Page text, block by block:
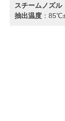
スチームノズル
抽出温度 ：